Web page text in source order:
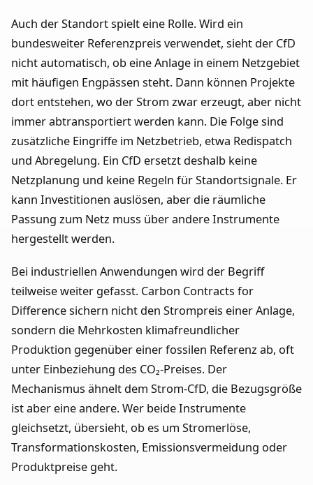
Auch der Standort spielt eine Rolle. Wird ein
bundesweiter Referenzpreis verwendet, sieht der CfD
nicht automatisch, ob eine Anlage in einem Netzgebiet
mit häufigen Engpässen steht. Dann können Projekte
dort entstehen, wo der Strom zwar erzeugt, aber nicht
immer abtransportiert werden kann. Die Folge sind
zusätzliche Eingriffe im Netzbetrieb, etwa Redispatch
und Abregelung. Ein CfD ersetzt deshalb keine
Netzplanung und keine Regeln für Standortsignale. Er
kann Investitionen auslösen, aber die räumliche
Passung zum Netz muss über andere Instrumente
hergestellt werden.
Bei industriellen Anwendungen wird der Begriff
teilweise weiter gefasst. Carbon Contracts for
Difference sichern nicht den Strompreis einer Anlage,
sondern die Mehrkosten klimafreundlicher
Produktion gegenüber einer fossilen Referenz ab, oft
unter Einbeziehung des CO₂-Preises. Der
Mechanismus ähnelt dem Strom-CfD, die Bezugsgröße
ist aber eine andere. Wer beide Instrumente
gleichsetzt, übersieht, ob es um Stromerlöse,
Transformationskosten, Emissionsvermeidung oder
Produktpreise geht.